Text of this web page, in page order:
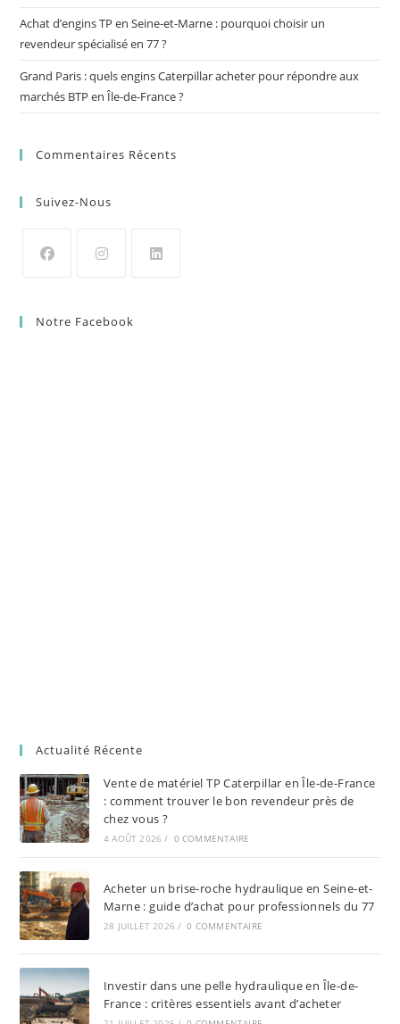
Achat d’engins TP en Seine-et-Marne : pourquoi choisir un
revendeur spécialisé en 77 ?
Grand Paris : quels engins Caterpillar acheter pour répondre aux
marchés BTP en Île-de-France ?
Commentaires Récents
Suivez-Nous
Notre Facebook
Actualité Récente
Vente de matériel TP Caterpillar en Île-de-France
: comment trouver le bon revendeur près de
chez vous ?
4 AOÛT 2026 / 0 COMMENTAIRE
Acheter un brise-roche hydraulique en Seine-et-
Marne : guide d’achat pour professionnels du 77
28 JUILLET 2026 / 0 COMMENTAIRE
Investir dans une pelle hydraulique en Île-de-
France : critères essentiels avant d’acheter